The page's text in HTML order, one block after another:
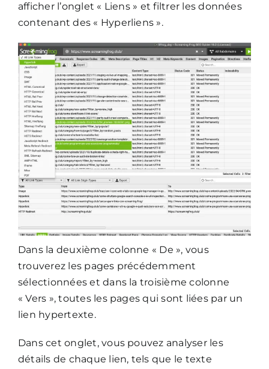
afficher l’onglet « Liens » et filtrer les données
contenant des « Hyperliens ».
Dans la deuxième colonne « De », vous
trouverez les pages précédemment
sélectionnées et dans la troisième colonne
« Vers », toutes les pages qui sont liées par un
lien hypertexte.
Dans cet onglet, vous pouvez analyser les
détails de chaque lien, tels que le texte